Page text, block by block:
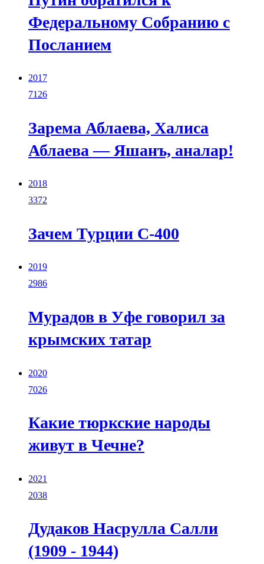
Федеральному Собранию с
Посланием
2017
7126
Зарема Аблаева, Халиса
Аблаева — Яшанъ, аналар!
2018
3372
Зачем Турции С-400
2019
2986
Мурадов в Уфе говорил за
крымских татар
2020
7026
Какие тюркские народы
живут в Чечне?
2021
2038
Дудаков Насрулла Салли
(1909 - 1944)